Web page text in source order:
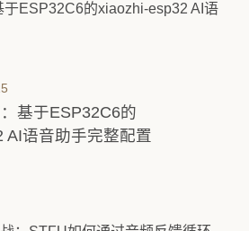
基于ESP32C6的
AI语音助手完整配置